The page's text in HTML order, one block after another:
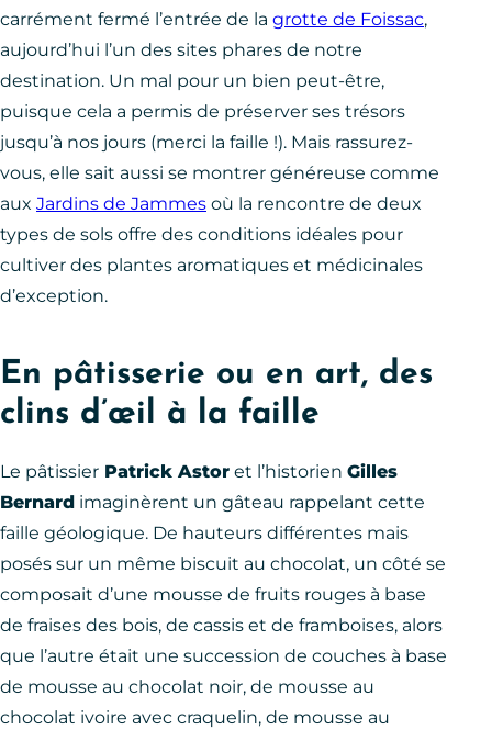
carrément fermé l’entrée de la grotte de Foissac,
aujourd’hui l’un des sites phares de notre
destination. Un mal pour un bien peut-être,
puisque cela a permis de préserver ses trésors
jusqu’à nos jours (merci la faille !). Mais rassurez-
vous, elle sait aussi se montrer généreuse comme
aux Jardins de Jammes où la rencontre de deux
types de sols offre des conditions idéales pour
cultiver des plantes aromatiques et médicinales
d’exception.
En pâtisserie ou en art, des
clins d’œil à la faille
Le pâtissier Patrick Astor et l’historien Gilles
Bernard imaginèrent un gâteau rappelant cette
faille géologique. De hauteurs différentes mais
posés sur un même biscuit au chocolat, un côté se
composait d’une mousse de fruits rouges à base
de fraises des bois, de cassis et de framboises, alors
que l’autre était une succession de couches à base
de mousse au chocolat noir, de mousse au
chocolat ivoire avec craquelin, de mousse au